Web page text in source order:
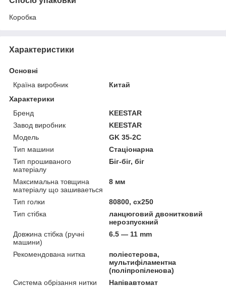
Коробка
Характеристики
Основні
Країна виробник
Китай
Характерики
Бренд
KEESTAR
Завод виробник
KEESTAR
Модель
GK 35-2C
Тип машини
Стаціонарна
Тип прошиваного
матеріалу
Біг-біг, біг
Максимальна товщина
матеріалу що зашиваеться
8 мм
Тип голки
80800, cx250
Тип стібка
ланцюговий двонитковий
нерозпускний
Довжина стібка (ручні
машини)
6.5 — 11 mm
Рекомендована нитка
поліестерова,
мультифіламентна
(поліпропіленова)
Система обрізання нитки
Напівавтомат